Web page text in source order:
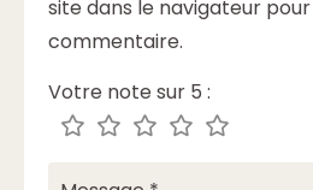
site dans le navigateur
commentaire.
Votre note sur 5 :